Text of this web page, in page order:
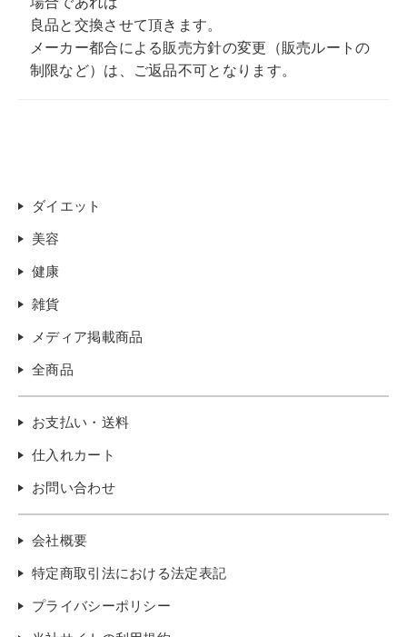
良品と交換させて頂きます。
メーカー都合による販売方針の変更（販売ルートの
制限など）は、ご返品不可となります。
ダイエット
美容
健康
雑貨
メディア掲載商品
全商品
お支払い・送料
仕入れカート
お問い合わせ
会社概要
特定商取引法における法定表記
プライバシーポリシー